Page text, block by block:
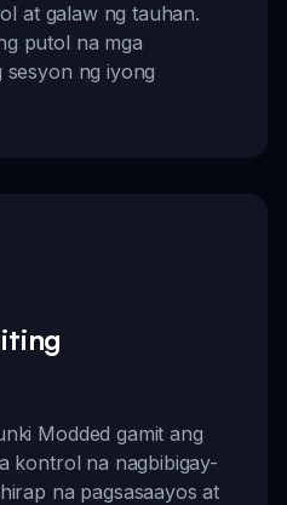
at galaw ng tauhan.
putol na mga
ng iyong
Modded gamit ang
kontrol na nagbibigay-
na pagsasaayos at